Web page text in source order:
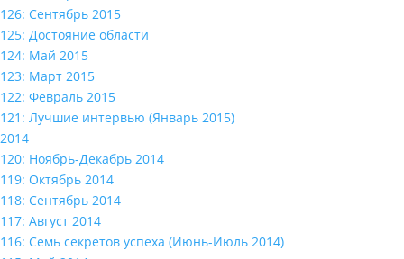
126: Сентябрь 2015
125: Достояние области
124: Май 2015
123: Март 2015
122: Февраль 2015
121: Лучшие интервью (Январь 2015)
2014
120: Ноябрь-Декабрь 2014
119: Октябрь 2014
118: Сентябрь 2014
117: Август 2014
116: Семь секретов успеха (Июнь-Июль 2014)